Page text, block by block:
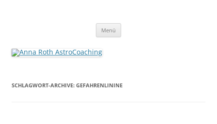
Menü
SCHLAGWORT-ARCHIVE: GEFAHRENLININE